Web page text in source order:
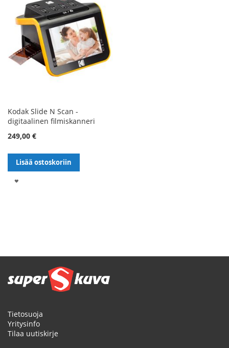
Kodak Slide N Scan -
digitaalinen filmiskanneri
249,00 €
Lisää ostoskoriin
Tietosuoja
Yritysinfo
Tilaa uutiskirje